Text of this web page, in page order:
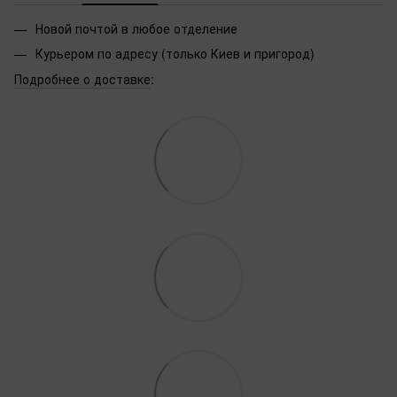
Новой почтой в любое отделение
Курьером по адресу (только Киев и пригород)
Подробнее о доставке: